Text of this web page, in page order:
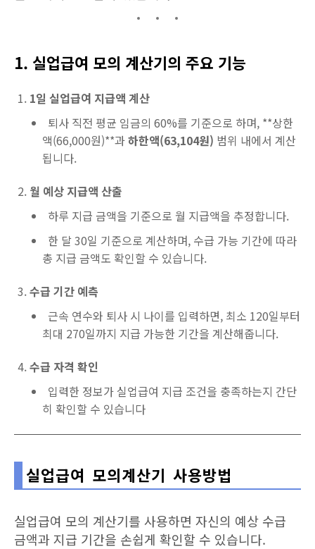
1. 실업급여 모의 계산기의 주요 기능
1일 실업급여 지급액 계산
퇴사 직전 평균 임금의 60%를 기준으로 하며, **상한
액(66,000원)**과하한액(63,104원) 범위 내에서 계산
됩니다.
월 예상 지급액 산출
하루 지급 금액을 기준으로 월 지급액을 추정합니다.
한 달 30일 기준으로 계산하며, 수급 가능 기간에 따라
총 지급 금액도 확인할 수 있습니다.
수급 기간 예측
근속 연수와 퇴사 시 나이를 입력하면, 최소 120일부터
최대 270일까지 지급 가능한 기간을 계산해줍니다.
수급 자격 확인
입력한 정보가 실업급여 지급 조건을 충족하는지 간단
히 확인할 수 있습니다
실업급여 모의계산기 사용방법
실업급여 모의 계산기를 사용하면 자신의 예상 수급
금액과 지급 기간을 손쉽게 확인할 수 있습니다.